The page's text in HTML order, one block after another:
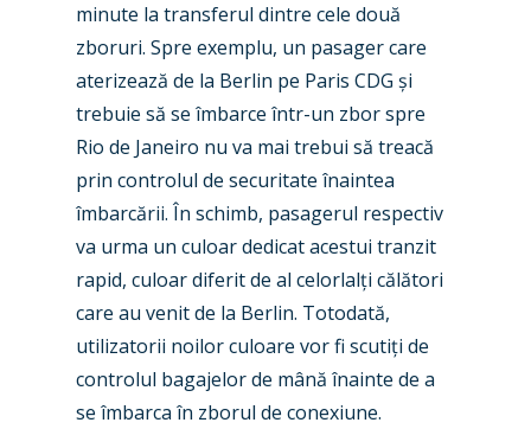
minute la transferul dintre cele două
zboruri. Spre exemplu, un pasager care
aterizează de la Berlin pe Paris CDG și
trebuie să se îmbarce într-un zbor spre
Rio de Janeiro nu va mai trebui să treacă
prin controlul de securitate înaintea
îmbarcării. În schimb, pasagerul respectiv
va urma un culoar dedicat acestui tranzit
rapid, culoar diferit de al celorlalți călători
care au venit de la Berlin. Totodată,
utilizatorii noilor culoare vor fi scutiți de
controlul bagajelor de mână înainte de a
se îmbarca în zborul de conexiune.
New Routes
Industry
Accidents / Incidents
Airshows
Dubai 2025
Paris 2025
Farnborough 2024
Paris 2023
Farnborough 2022
Business Jets
Military
Trip Reports
Marketplace
Jobs